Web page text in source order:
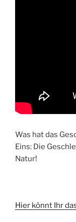
Was hat das
Eins: Die
Natur!
Hier könnt Ihr